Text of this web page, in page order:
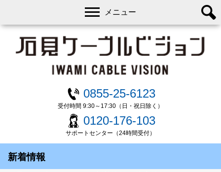
0855-25-6123
受付時間 9:30～17:30（日・祝日除く）
0120-176-103
サポートセンター（24時間受付）
メニュー
新着情報